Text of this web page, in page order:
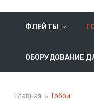
ФЛЕЙТЫ
ОБОРУДОВАНИЕ
Главная Гобои